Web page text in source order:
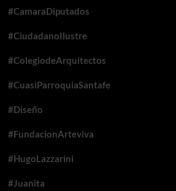
#CamaraDiputados
#CiudadanoIlustre
#ColegiodeArquitectos
#CuasiParroquiaSantafe
#Diseño
#FundacionArteviva
#HugoLazzarini
#Juanita